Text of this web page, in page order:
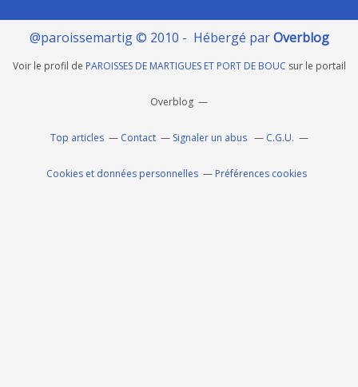
@paroissemartig © 2010 - Hébergé parOverblog
Voir le profil de PAROISSES DE MARTIGUES ET PORT DE BOUC sur le portail
Overblog
Top articles Contact Signaler un abus C.G.U.
Cookies et données personnelles Préférences cookies